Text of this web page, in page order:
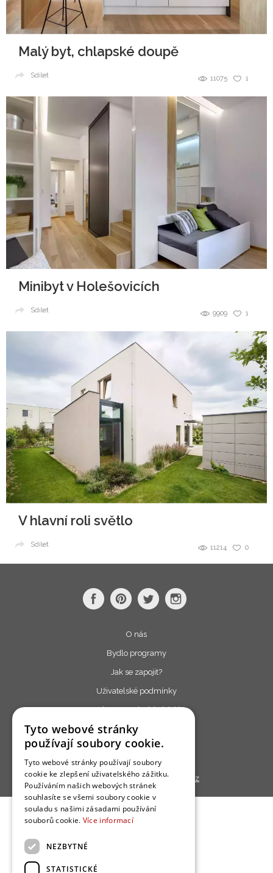
Malý byt, chlapské doupě
1
11075
Sdílet
Minibyt v Holešovicích
1
9909
Sdílet
V hlavní roli světlo
0
11214
Sdílet
O nás
Bydlo programy
Jak se zapojit?
Uživatelské podmínky
Ochrana osobních údajú
Cookies
Redakce
Copyright © 2013 - 2026,Bydlo.cz
Tyto webové stránky
používají soubory cookie.
Tyto webové stránky používají soubory
cookie ke zlepšení uživatelského zážitku.
Používáním našich webových stránek
souhlasíte se všemi soubory cookie v
souladu s našimi zásadami používání
souborů cookie. Více informací
NEZBYTNÉ
STATISTICKÉ